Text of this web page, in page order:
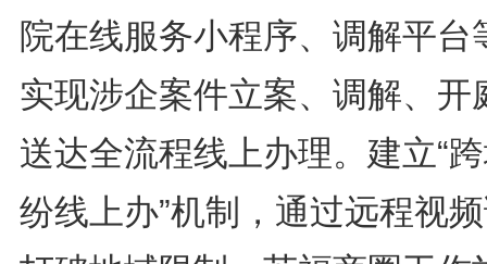
院在线服务小程序、调解平台
实现涉企案件立案、调解、开
送达全流程线上办理。建立“
纷线上办”机制，通过远程视